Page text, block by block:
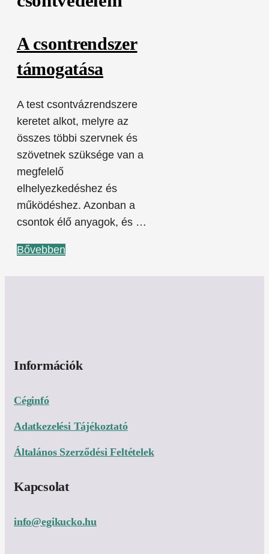
A csontrendszer
támogatása
A test csontvázrendszere
keretet alkot, melyre az
összes többi szervnek és
szövetnek szüksége van a
megfelelő
elhelyezkedéshez és
működéshez. Azonban a
csontok élő anyagok, és …
Bővebben
Információk
Céginfó
Adatkezelési Tájékoztató
Általános Szerződési Feltételek
Kapcsolat
info@egikucko.hu